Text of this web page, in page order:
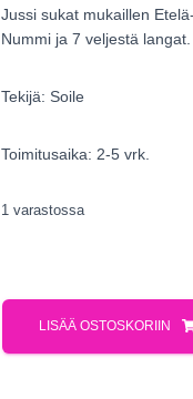
Jussi sukat mukaillen
Nummi ja 7 veljestä langat.
Tekijä: Soile
Toimitusaika: 2-5 vrk.
1 varastossa
LISÄÄ OSTOSKORIIN